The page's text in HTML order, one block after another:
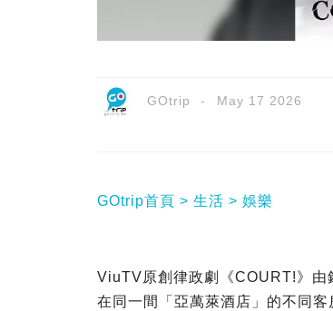
GOtrip May 17 2026
GOtrip首頁 生活 娛樂
ViuTV原創律政劇《COURT!》由
在同一間「亞萬萊酒店」的不同